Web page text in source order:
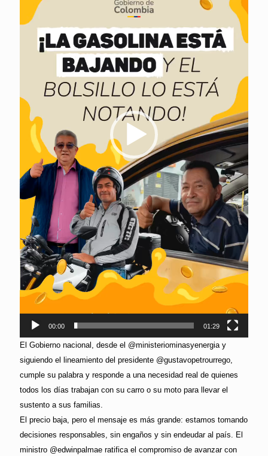
00:00 01:29
El Gobierno nacional, desde el @ministeriominasyenergia y
siguiendo el lineamiento del presidente @gustavopetrourrego,
cumple su palabra y responde a una necesidad real de quienes
todos los días trabajan con su carro o su moto para llevar el
sustento a sus familias.
El precio baja, pero el mensaje es más grande: estamos tomando
decisiones responsables, sin engaños y sin endeudar al país. El
ministro @edwinpalmae ratifica el compromiso de avanzar con